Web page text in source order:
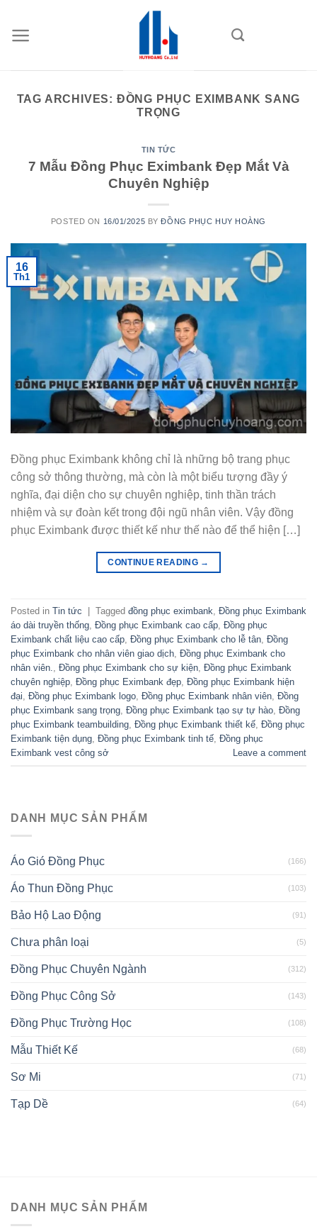
content
TAG ARCHIVES: ĐỒNG PHỤC EXIMBANK SANG
TRỌNG
TIN TỨC
7 Mẫu Đồng Phục Eximbank Đẹp Mắt Và
Chuyên Nghiệp
POSTED ON 16/01/2025 BYĐỒNG PHỤC HUY HOÀNG
16
Th1
Đồng phục Eximbank không chỉ là những bộ trang phục
công sở thông thường, mà còn là một biểu tượng đầy ý
nghĩa, đại diện cho sự chuyên nghiệp, tinh thần trách
nhiệm và sự đoàn kết trong đội ngũ nhân viên. Vậy đồng
phục Eximbank được thiết kế như thế nào để thể hiện […]
CONTINUE READING →
Posted in Tin tức Tagged đồng phục eximbank Đồng phục Eximbank
áo dài truyền thống Đồng phục Eximbank cao cấp Đồng phục
Eximbank chất liệu cao cấp Đồng phục Eximbank cho lễ tân Đồng
phục Eximbank cho nhân viên giao dịch Đồng phục Eximbank cho
nhân viên.
Đồng phục Eximbank cho sự kiện Đồng phục Eximbank
chuyên nghiệp Đồng phục Eximbank đẹp Đồng phục Eximbank hiện
đại Đồng phục Eximbank logo Đồng phục Eximbank nhân viên Đồng
phục Eximbank sang trọng Đồng phục Eximbank tạo sự tự hào Đồng
phục Eximbank teambuilding Đồng phục Eximbank thiết kế Đồng phục
Eximbank tiện dụng Đồng phục Eximbank tinh tế Đồng phục
Eximbank vest công sở
Leave a comment
DANH MỤC SẢN PHẨM
Áo Gió Đồng Phục (166)
Áo Thun Đồng Phục (103)
Bảo Hộ Lao Động (91)
Chưa phân loại (5)
Đồng Phục Chuyên Ngành (312)
Đồng Phục Công Sở (143)
Đồng Phục Trường Học (108)
Mẫu Thiết Kế (68)
Sơ Mi (71)
Tạp Dề (64)
DANH MỤC SẢN PHẨM